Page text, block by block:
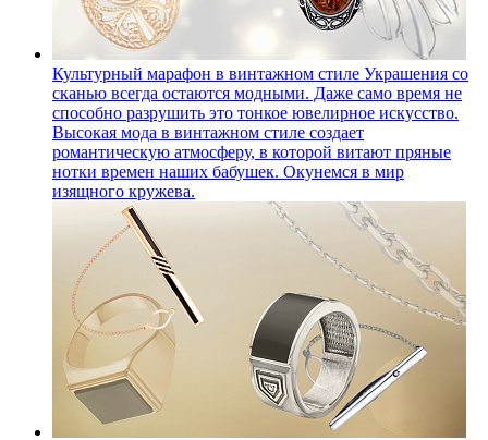
Культурный марафон в винтажном стиле Украшения со
сканью всегда остаются модными. Даже само время не
способно разрушить это тонкое ювелирное искусство.
Высокая мода в винтажном стиле создает
романтическую атмосферу, в которой витают пряные
нотки времен наших бабушек. Окунемся в мир
изящного кружева.